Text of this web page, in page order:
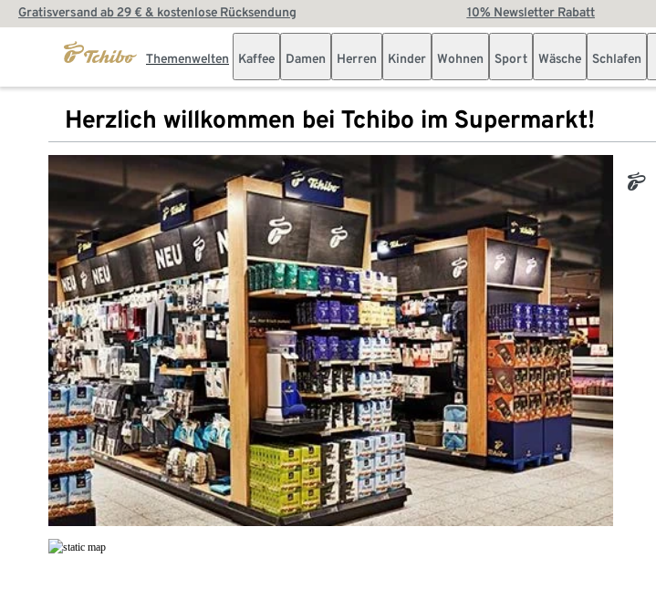
Gratisversand ab 29 € & kostenlose Rücksendung 10% Newsletter Rabatt
Themenwelten Kaffee Damen Herren Kinder Wohnen Sport Wäsche Schlafen
Herzlich willkommen bei Tchibo im Supermarkt!
tchibo_logo